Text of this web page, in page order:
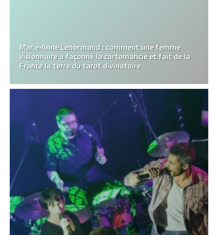
Marie‑Anne Lenormand : comment une femme
visionnaire a façonné la cartomancie et fait de la
France la terre du tarot divinatoire